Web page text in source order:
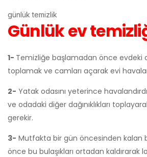
günlük temizlik
Günlük ev
1- Temizliğe başlamadan önce evdeki
toplamak ve camları açarak evi
2- Yatak odasını yeterince
ve odadaki diğer dağınıklıkları
gerekir.
3- Mutfakta bir gün öncesinden kalan
önce bu bulaşıkları ortadan kaldırarak